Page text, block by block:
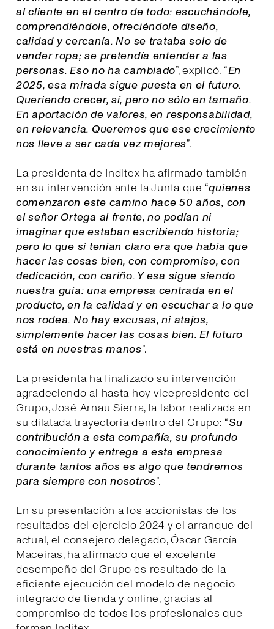
al cliente en el centro de todo: escuchándole,
comprendiéndole, ofreciéndole diseño,
calidad y cercanía. No se trataba solo de
vender ropa; se pretendía entender a las
personas. Eso no ha cambiado”, explicó. “En
2025, esa mirada sigue puesta en el futuro.
Queriendo crecer, sí, pero no sólo en tamaño.
En aportación de valores, en responsabilidad,
en relevancia. Queremos que ese crecimiento
nos lleve a ser cada vez mejores”.
La presidenta de Inditex ha afirmado también
en su intervención ante la Junta que “quienes
comenzaron este camino hace 50 años, con
el señor Ortega al frente, no podían ni
imaginar que estaban escribiendo historia;
pero lo que sí tenían claro era que había que
hacer las cosas bien, con compromiso, con
dedicación, con cariño. Y esa sigue siendo
nuestra guía: una empresa centrada en el
producto, en la calidad y en escuchar a lo que
nos rodea. No hay excusas, ni atajos,
simplemente hacer las cosas bien. El futuro
está en nuestras manos”.
La presidenta ha finalizado su intervención
agradeciendo al hasta hoy vicepresidente del
Grupo, José Arnau Sierra, la labor realizada en
su dilatada trayectoria dentro del Grupo: “Su
contribución a esta compañía, su profundo
conocimiento y entrega a esta empresa
durante tantos años es algo que tendremos
para siempre con nosotros”.
En su presentación a los accionistas de los
resultados del ejercicio 2024 y el arranque del
actual, el consejero delegado, Óscar García
Maceiras, ha afirmado que el excelente
desempeño del Grupo es resultado de la
eficiente ejecución del modelo de negocio
integrado de tienda y online, gracias al
compromiso de todos los profesionales que